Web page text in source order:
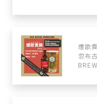
煙歌
忽布